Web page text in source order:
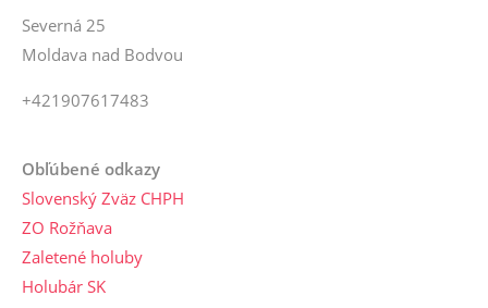
Severná 25
Moldava nad Bodvou
+421907617483
Obľúbené odkazy
Slovenský Zväz CHPH
ZO Rožňava
Zaletené holuby
Holubár SK